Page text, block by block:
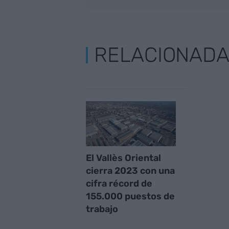
El Vallès Oriental
cierra 2023 con una
cifra récord de
155.000 puestos de
trabajo